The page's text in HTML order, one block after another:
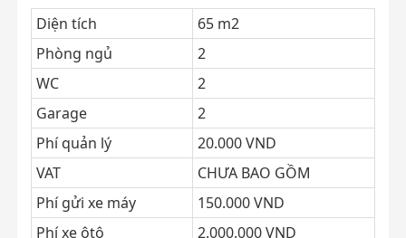
Diện tích
65 m2
Phòng ngủ
2
WC
2
Garage
2
Phí quản lý
20.000 VND
VAT
CHƯA BAO GỒM
Phí gửi xe máy
150.000 VND
Phí xe ôtô
2.000.000 VND